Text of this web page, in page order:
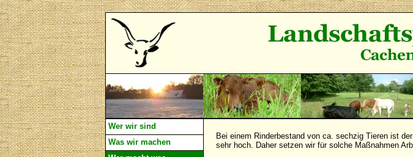
Wer wir sind
Was wir machen
Bei einem Rinderbestand von ca. sechzig Tieren ist
sehr hoch. Daher setzen wir für solche Maßnahmen